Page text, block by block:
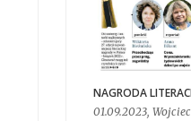
NAGRODA
01.09.2023,